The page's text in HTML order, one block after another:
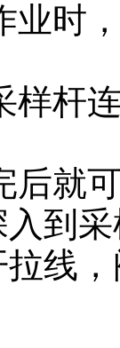
时，
杆连
就可
到
线